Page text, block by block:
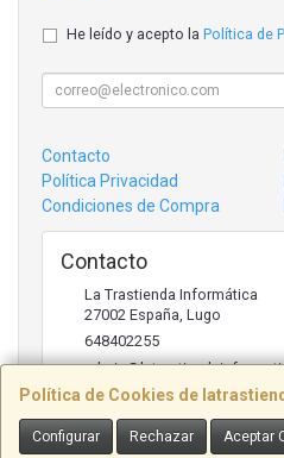
Política de Cookies de
Configurar Rechazar Aceptar
He leído y acepto la Política de
Contacto
Política Privacidad
Condiciones de Compra
Contacto
La Trastienda Informática
27002 España Lugo
648402255
Horario